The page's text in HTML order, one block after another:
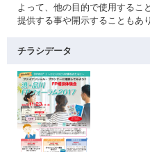
よって、他の目的で使用するこ
提供する事や開示することもあ
チラシデータ